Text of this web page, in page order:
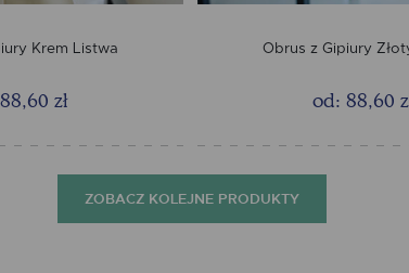
Krem Listwa
zł
Obrus z Gipiury
od: 88,60
ZOBACZ KOLEJNE PRODUKTY